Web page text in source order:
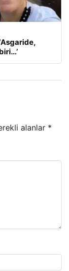
alanlar *